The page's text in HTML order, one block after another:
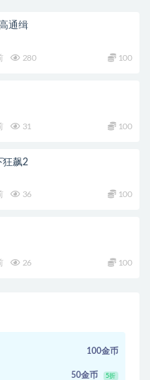
通缉
280 100
31 100
狂飙2
36 100
26 100
100金币
50金币 5折